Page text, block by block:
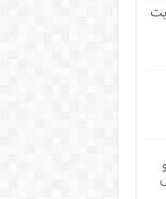
میکروکنترلر stm32f4xx و